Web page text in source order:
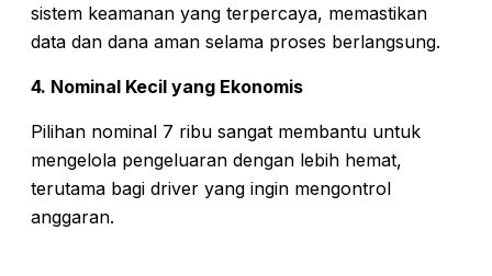
sistem keamanan yang terpercaya, memastikan
data dan dana aman selama proses berlangsung.
4. Nominal Kecil yang Ekonomis
Pilihan nominal 7 ribu sangat membantu untuk
mengelola pengeluaran dengan lebih hemat,
terutama bagi driver yang ingin mengontrol
anggaran.